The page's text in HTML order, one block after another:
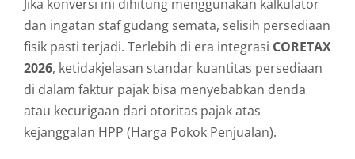
Jika konversi ini dihitung menggunakan kalkulator
dan ingatan staf gudang semata, selisih persediaan
fisik pasti terjadi. Terlebih di era integrasi CORETAX
2026, ketidakjelasan standar kuantitas persediaan
di dalam faktur pajak bisa menyebabkan denda
atau kecurigaan dari otoritas pajak atas
kejanggalan HPP (Harga Pokok Penjualan).